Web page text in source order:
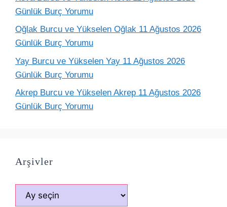
Günlük Burç Yorumu
Oğlak Burcu ve Yükselen Oğlak 11 Ağustos 2026
Günlük Burç Yorumu
Yay Burcu ve Yükselen Yay 11 Ağustos 2026
Günlük Burç Yorumu
Akrep Burcu ve Yükselen Akrep 11 Ağustos 2026
Günlük Burç Yorumu
Arşivler
Arşivler